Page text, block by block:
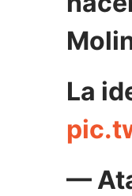
La
—